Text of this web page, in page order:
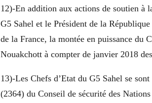
12)-En addition aux actions de soutien à
G5 Sahel et le Président de la
de la France, la montée en puissance du
Nouakchott à compter de janvier 2018
13)-Les Chefs d’Etat du G5 Sahel se
(2364) du Conseil de sécurité des